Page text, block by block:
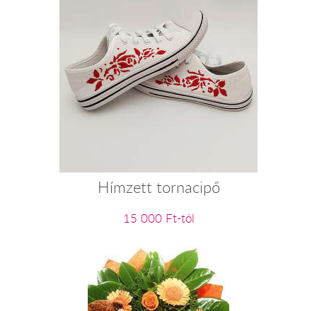
Hímzett tornacipő
15 000 Ft-tól